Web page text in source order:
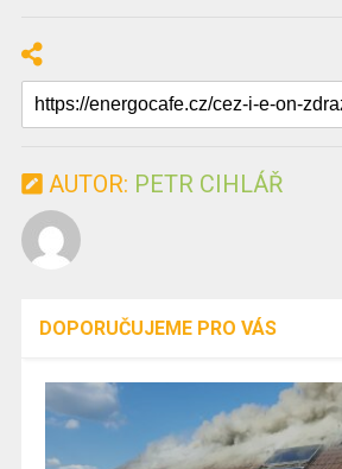
AUTOR: PETR CIHLÁŘ
DOPORUČUJEME PRO VÁS